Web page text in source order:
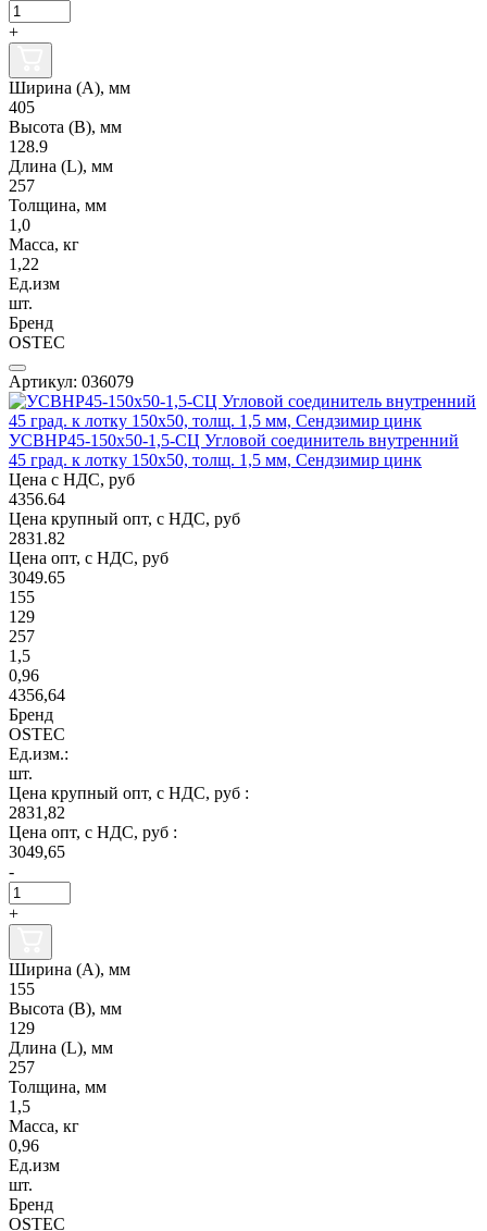
+
Ширина (А), мм
405
Высота (В), мм
128.9
Длина (L), мм
257
Толщина, мм
1,0
Масса, кг
1,22
Ед.изм
шт.
Бренд
OSTEC
Артикул: 036079
УСВНР45-150х50-1,5-СЦ Угловой соединитель внутренний
45 град. к лотку 150х50, толщ. 1,5 мм, Сендзимир цинк
Цена с НДС, руб
4356.64
Цена крупный опт, с НДС, руб
2831.82
Цена опт, с НДС, руб
3049.65
155
129
257
1,5
0,96
4356,64
Бренд
OSTEC
Ед.изм.:
шт.
Цена крупный опт, с НДС, руб :
2831,82
Цена опт, с НДС, руб :
3049,65
-
+
Ширина (А), мм
155
Высота (В), мм
129
Длина (L), мм
257
Толщина, мм
1,5
Масса, кг
0,96
Ед.изм
шт.
Бренд
OSTEC